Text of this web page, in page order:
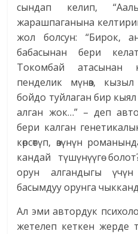
сындап келип,
жарашпаганына
жол болсун: “Бирок,
бабасынан бери
Токомбай атасынан
пенделик мүнөз,
бойдо туйлаган бир
алган жок…” – деп
бери калган
көрсөтүп, өзүнүн
кандай түшүнүүгө
орун алгандыгы
басымдуу орунга
Ал эми автордук
жетелеп кеткен жерде